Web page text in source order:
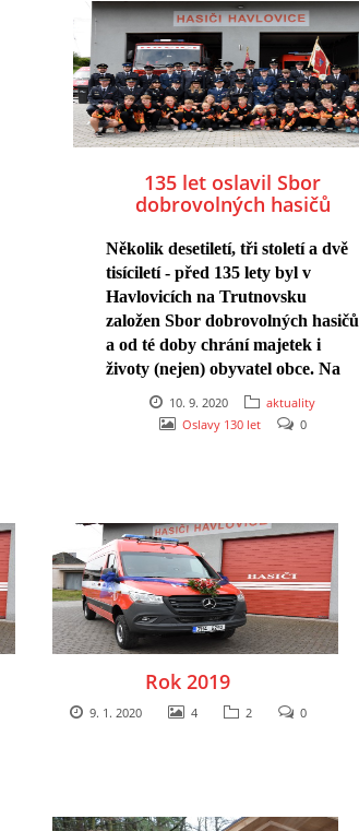
135 let oslavil Sbor
dobrovolných hasičů
nadělila Gladiátora
Několik desetiletí, tři století a dvě
tisíciletí - před 135 lety byl v
Havlovicích na Trutnovsku
založen Sbor dobrovolných hasičů
a od té doby chrání majetek i
životy (nejen) obyvatel obce. Na
začátku září se proto konala malá
oslava před havlovickou
10. 9. 2020
aktuality
Oslavy 130 let
0
Rok 2019
9. 1. 2020 4 2 0